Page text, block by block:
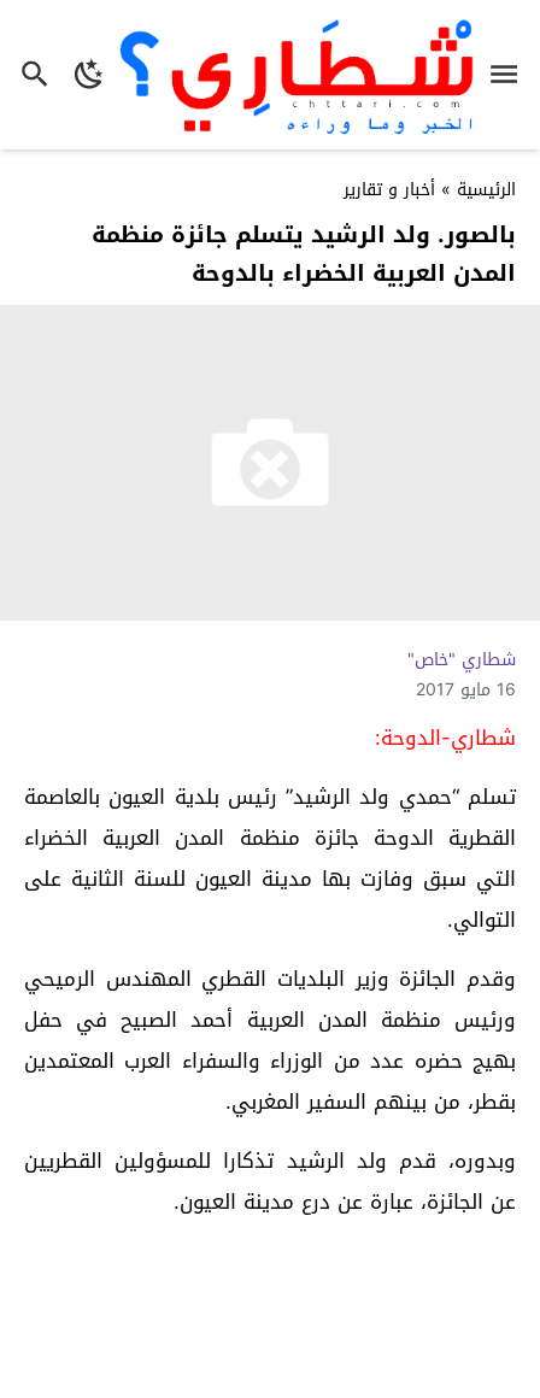
الرئيسية » أخبار و تقارير
بالصور. ولد الرشيد يتسلم جائزة منظمة
المدن العربية الخضراء بالدوحة
شطاري "خاص"
16 مايو 2017
شطاري-الدوحة:
تسلم “حمدي ولد الرشيد” رئيس بلدية العيون بالعاصمة
القطرية الدوحة جائزة منظمة المدن العربية الخضراء
التي سبق وفازت بها مدينة العيون للسنة الثانية على
التوالي.
وقدم الجائزة وزير البلديات القطري المهندس الرميحي
ورئيس منظمة المدن العربية أحمد الصبيح في حفل
بهيج حضره عدد من الوزراء والسفراء العرب المعتمدين
بقطر، من بينهم السفير المغربي.
وبدوره، قدم ولد الرشيد تذكارا للمسؤولين القطريين
عن الجائزة، عبارة عن درع مدينة العيون.